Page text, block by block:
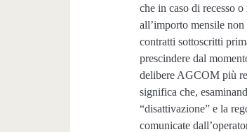
che in caso di recesso
all’importo mensile
contratti sottoscritti
prescindere dal
delibere AGCOM più
significa che,
“disattivazione” e la
comunicate